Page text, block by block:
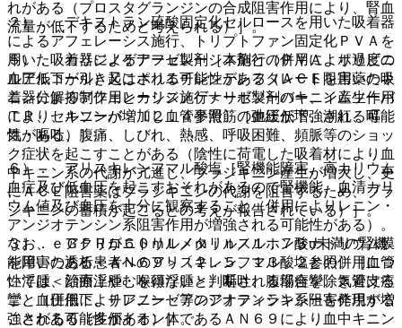
れがある（プロスタグランジンの合成阻害作用により、腎血
流量が低下するためと考えられる）］。
５）． カリジノゲナーゼ製剤［本剤との併用により過度の
血圧低下が引き起こされる可能性がある（ＡＣＥ阻害薬のキ
ニン分解抑制作用とカリジノゲナーゼ製剤のキニン産生作用
により、キニンが増加し血管平滑筋の弛緩が増強される可能
性がある）］。
６）． アリスキレンフマル酸塩［腎機能障害、高カリウム
血症及び低血圧を起こすおそれがあるので腎機能、血清カリ
ウム値及び血圧を十分に観察すること（併用によりレニン・
アンジオテンシン系阻害作用が増強される可能性がある）。
なお、ｅＧＦＲが６０ｍＬ／ｍｉｎ／１．７３u未満の腎機
能障害のある患者へのアリスキレンフマル酸塩との併用につ
いては、治療上やむを得ないと判断される場合を除き避ける
こと（併用によりレニン・アンジオテンシン系阻害作用が増
強される可能性がある）］。
２）． デキストラン硫酸固定化セルロースを用いた吸着器
によるアフェレーシス施行、トリプトファン固定化ＰＶＡを
用いた吸着器によるアフェレーシス施行（ＰＶＡ：ポリビニ
ルアルコール）又はポリエチレンテレフタレートを用いた吸
着器によるアフェレーシス施行＜リポソーバー、イムソーバ
ＴＲ、セルソーバ＞〔２．４参照〕［血圧低下、潮紅、嘔
気・嘔吐、腹痛、しびれ、熱感、呼吸困難、頻脈等のショッ
ク症状を起こすことがある（陰性に荷電した吸着材により血
中キニン系の代謝が亢進し、ブラジキニン産生が増大し、更
にＡＣＥ阻害薬はブラジキニンの代謝を阻害するため、ブラ
ジキニンの蓄積が起こるとの考えが報告されている）］。
３）． アクリロニトリルメタリルスルホン酸ナトリウム膜
を用いた透析＜ＡＮ６９＞〔２．５、１３．２参照〕［血管
性浮腫＜顔面浮腫・喉頭浮腫＞、嘔吐、腹部痙攣、気管支痙
攣、血圧低下、チアノーゼ等のアナフィラキシーを発現する
ことがある（多価イオン体であるＡＮ６９により血中キニン